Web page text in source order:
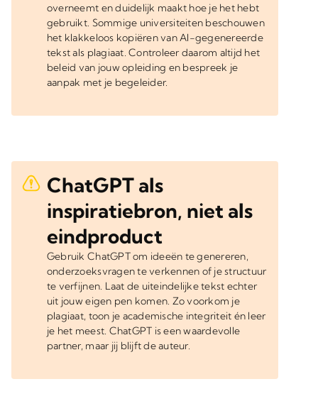
overneemt en duidelijk maakt hoe je het hebt
gebruikt. Sommige universiteiten beschouwen
het klakkeloos kopiëren van AI-gegenereerde
tekst als plagiaat. Controleer daarom altijd het
beleid van jouw opleiding en bespreek je
aanpak met je begeleider.
ChatGPT als
inspiratiebron, niet als
eindproduct
Gebruik ChatGPT om ideeën te genereren,
onderzoeksvragen te verkennen of je structuur
te verfijnen. Laat de uiteindelijke tekst echter
uit jouw eigen pen komen. Zo voorkom je
plagiaat, toon je academische integriteit én leer
je het meest. ChatGPT is een waardevolle
partner, maar jij blijft de auteur.